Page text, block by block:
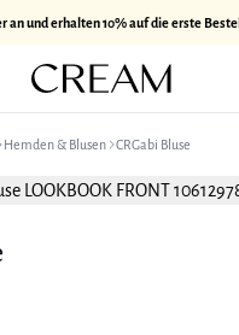
an und erhalten 10% auf die erste
Hemden & Blusen CRGabi Bluse